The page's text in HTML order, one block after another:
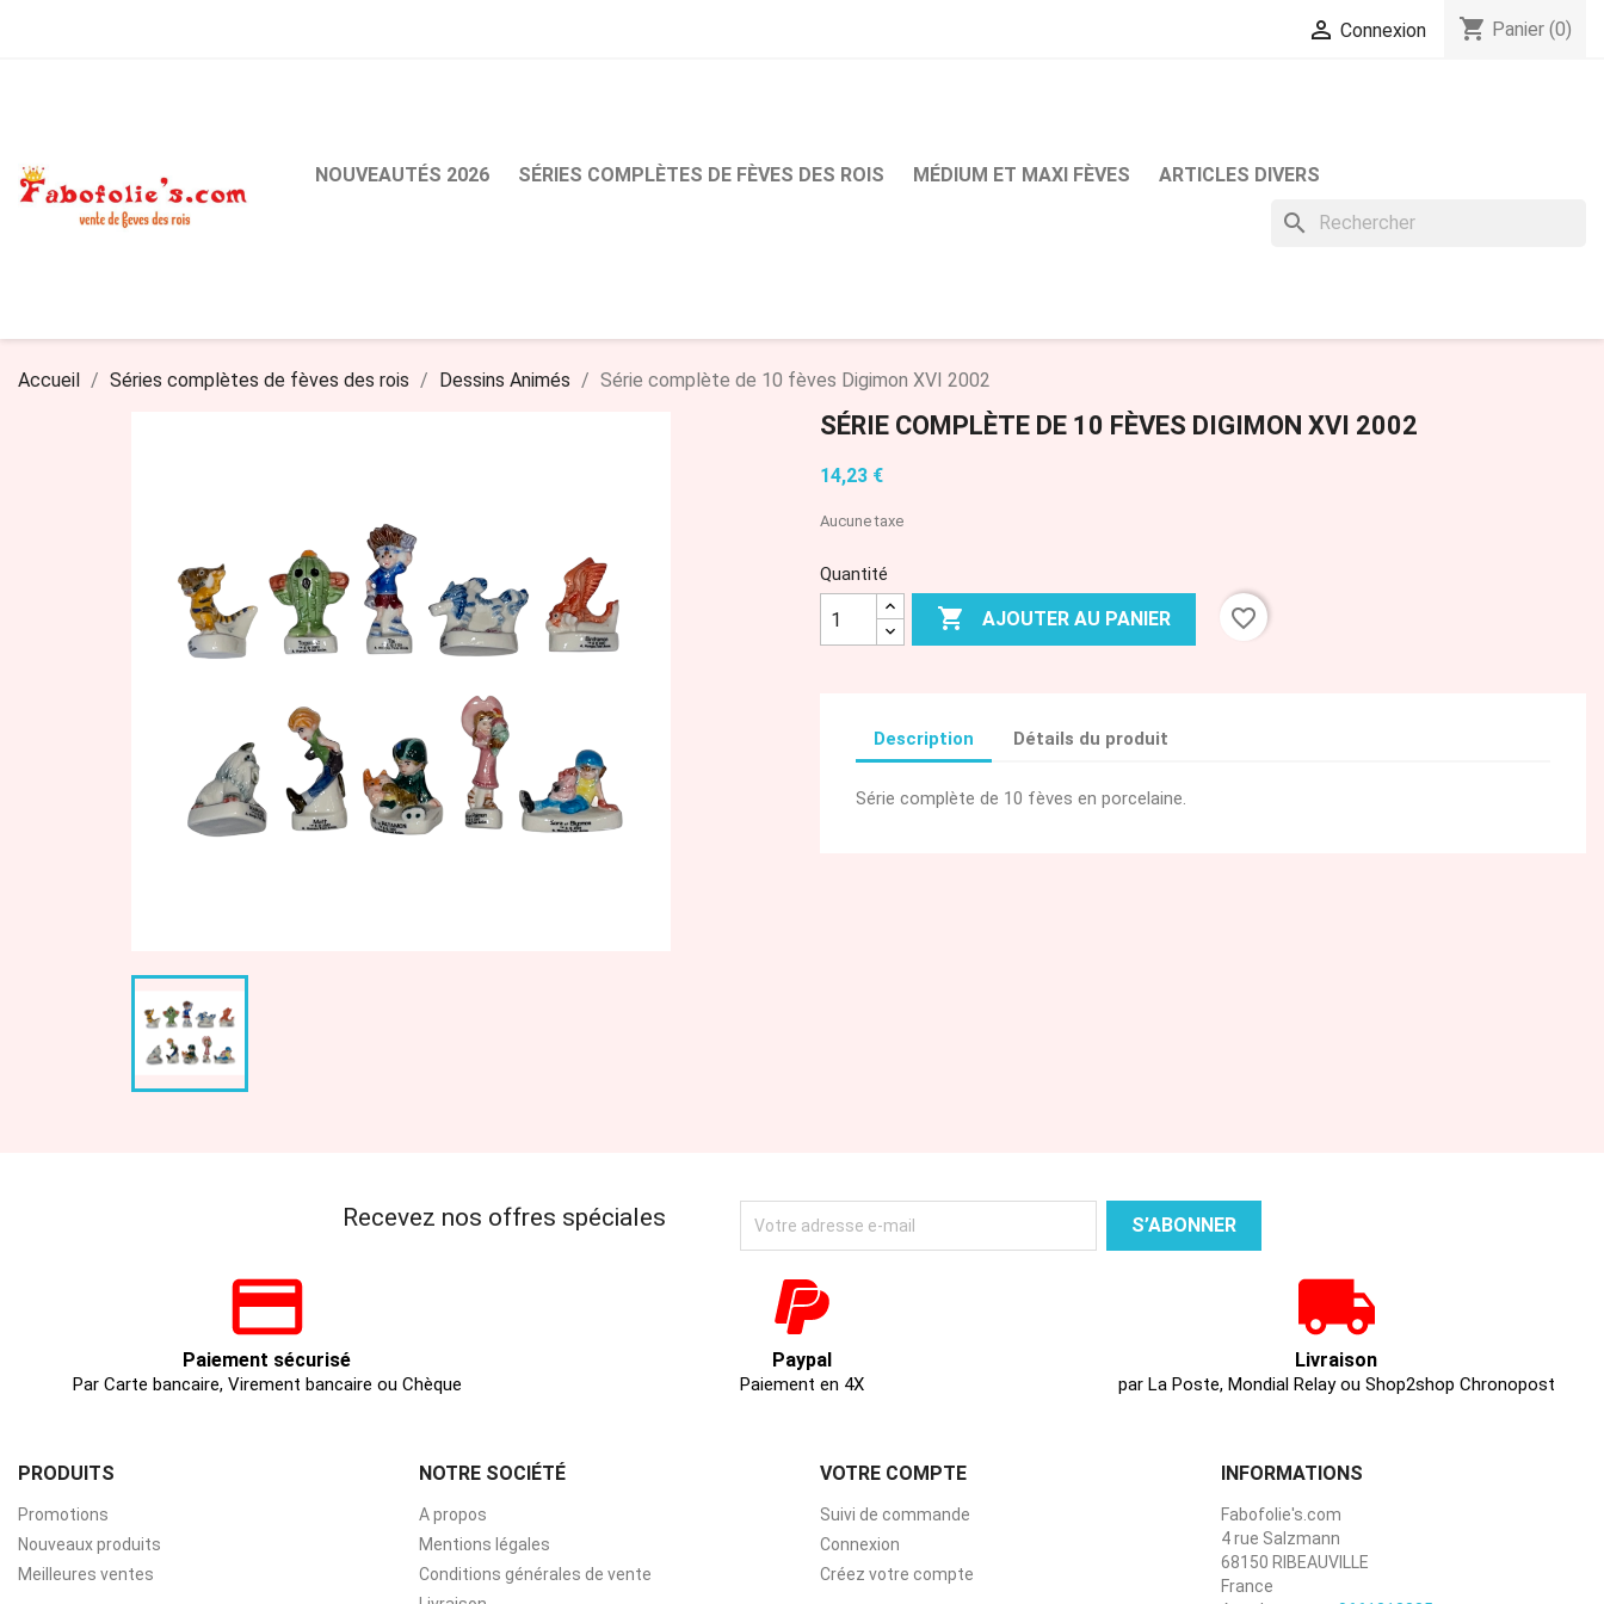
 Connexion shopping_cart Panier (0)
NOUVEAUTÉS 2026 SÉRIES COMPLÈTES DE FÈVES DES ROIS MÉDIUM ET MAXI FÈVES ARTICLES DIVERS
search
Accueil Séries complètes de fèves des rois Dessins Animés Série complète de 10 fèves Digimon XVI 2002
SÉRIE COMPLÈTE DE 10 FÈVES DIGIMON XVI 2002
14,23 €
Aucune taxe
Quantité
 AJOUTER AU PANIER favorite_border
Description Détails du produit
Série complète de 10 fèves en porcelaine.
Recevez nos offres spéciales
Paiement sécurisé
Par Carte bancaire, Virement bancaire ou Chèque
Paypal
Paiement en 4X
Livraison
par La Poste, Mondial Relay ou Shop2shop Chronopost
PRODUITS
Promotions
Nouveaux produits
Meilleures ventes
NOTRE SOCIÉTÉ
A propos
Mentions légales
Conditions générales de vente
VOTRE COMPTE
Suivi de commande
Connexion
Créez votre compte
INFORMATIONS
Fabofolie's.com
4 rue Salzmann
68150 RIBEAUVILLE
France